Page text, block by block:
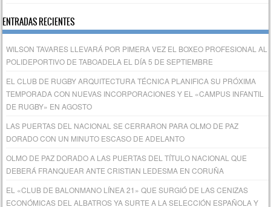
ENTRADAS RECIENTES
WILSON TAVARES LLEVARÁ POR PIMERA VEZ EL BOXEO PROFESIONAL AL
POLIDEPORTIVO DE TABOADELA EL DÍA 5 DE SEPTIEMBRE
EL CLUB DE RUGBY ARQUITECTURA TÉCNICA PLANIFICA SU PRÓXIMA
TEMPORADA CON NUEVAS INCORPORACIONES Y EL «CAMPUS INFANTIL
DE RUGBY» EN AGOSTO
LAS PUERTAS DEL NACIONAL SE CERRARON PARA OLMO DE PAZ
DORADO CON UN MINUTO ESCASO DE ADELANTO
OLMO DE PAZ DORADO A LAS PUERTAS DEL TÍTULO NACIONAL QUE
DEBERÁ FRANQUEAR ANTE CRISTIAN LEDESMA EN CORUÑA
EL «CLUB DE BALONMANO LÍNEA 21» QUE SURGIÓ DE LAS CENIZAS
ECONÓMICAS DEL ALBATROS YA SURTE A LA SELECCIÓN ESPAÑOLA Y